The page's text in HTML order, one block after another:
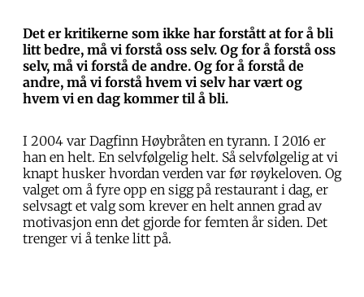
Det er kritikerne som ikke har forstått at for å bli
litt bedre, må vi forstå oss selv. Og for å forstå oss
selv, må vi forstå de andre. Og for å forstå de
andre, må vi forstå hvem vi selv har vært og
hvem vi en dag kommer til å bli.
I 2004 var Dagfinn Høybråten en tyrann. I 2016 er
han en helt. En selvfølgelig helt. Så selvfølgelig at vi
knapt husker hvordan verden var før røykeloven. Og
valget om å fyre opp en sigg på restaurant i dag, er
selvsagt et valg som krever en helt annen grad av
motivasjon enn det gjorde for femten år siden. Det
trenger vi å tenke litt på.